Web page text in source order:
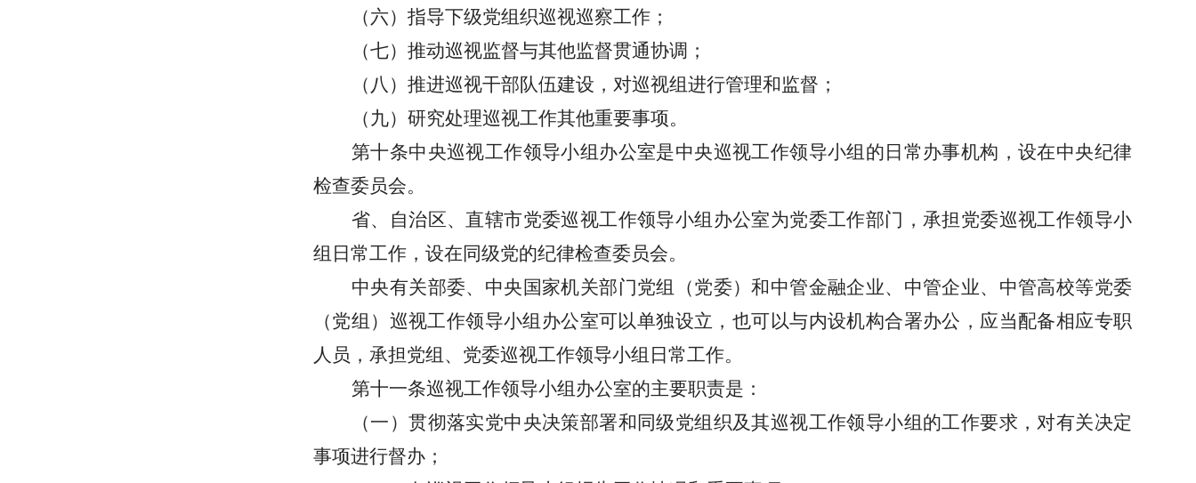
（六）指导下级党组织巡视巡察工作；
（七）推动巡视监督与其他监督贯通协调；
（八）推进巡视干部队伍建设，对巡视组进行管理和监督；
（九）研究处理巡视工作其他重要事项。
第十条中央巡视工作领导小组办公室是中央巡视工作领导小组的日常办事机构，设在中央纪律
检查委员会。
省、自治区、直辖市党委巡视工作领导小组办公室为党委工作部门，承担党委巡视工作领导小
组日常工作，设在同级党的纪律检查委员会。
中央有关部委、中央国家机关部门党组（党委）和中管金融企业、中管企业、中管高校等党委
（党组）巡视工作领导小组办公室可以单独设立，也可以与内设机构合署办公，应当配备相应专职
人员，承担党组、党委巡视工作领导小组日常工作。
第十一条巡视工作领导小组办公室的主要职责是：
（一）贯彻落实党中央决策部署和同级党组织及其巡视工作领导小组的工作要求，对有关决定
事项进行督办；